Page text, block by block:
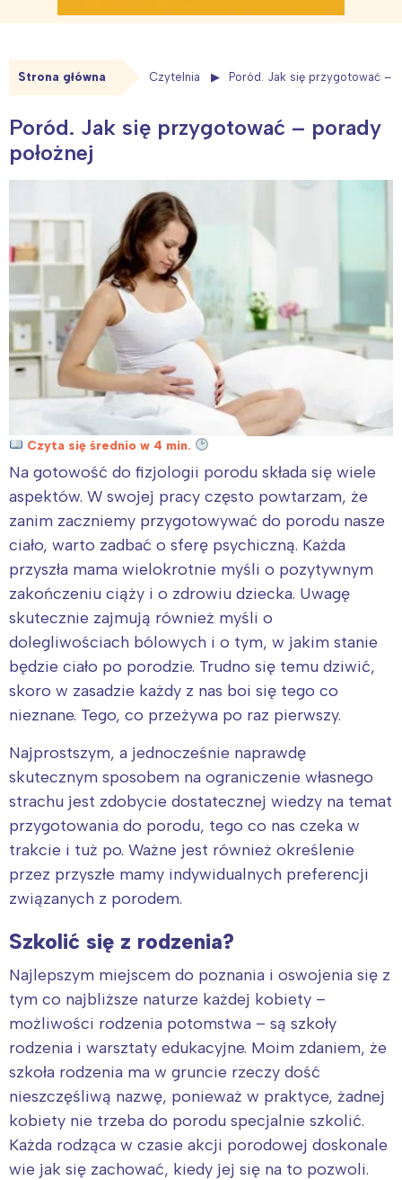
Strona główna Czytelnia Poród. Jak się przygotować –
Poród. Jak się przygotować – porady
położnej
Czyta się średnio w 4 min.
Na gotowość do fizjologii porodu składa się wiele
aspektów. W swojej pracy często powtarzam, że
zanim zaczniemy przygotowywać do porodu nasze
ciało, warto zadbać o sferę psychiczną. Każda
przyszła mama wielokrotnie myśli o pozytywnym
zakończeniu ciąży i o zdrowiu dziecka. Uwagę
skutecznie zajmują również myśli o
dolegliwościach bólowych i o tym, w jakim stanie
będzie ciało po porodzie. Trudno się temu dziwić,
skoro w zasadzie każdy z nas boi się tego co
nieznane. Tego, co przeżywa po raz pierwszy.
Najprostszym, a jednocześnie naprawdę
skutecznym sposobem na ograniczenie własnego
strachu jest zdobycie dostatecznej wiedzy na temat
przygotowania do porodu, tego co nas czeka w
trakcie i tuż po. Ważne jest również określenie
przez przyszłe mamy indywidualnych preferencji
związanych z porodem.
Szkolić się z rodzenia?
Najlepszym miejscem do poznania i oswojenia się z
tym co najbliższe naturze każdej kobiety –
możliwości rodzenia potomstwa – są szkoły
rodzenia i warsztaty edukacyjne. Moim zdaniem, że
szkoła rodzenia ma w gruncie rzeczy dość
nieszczęśliwą nazwę, ponieważ w praktyce, żadnej
kobiety nie trzeba do porodu specjalnie szkolić.
Każda rodząca w czasie akcji porodowej doskonale
wie jak się zachować, kiedy jej się na to pozwoli.